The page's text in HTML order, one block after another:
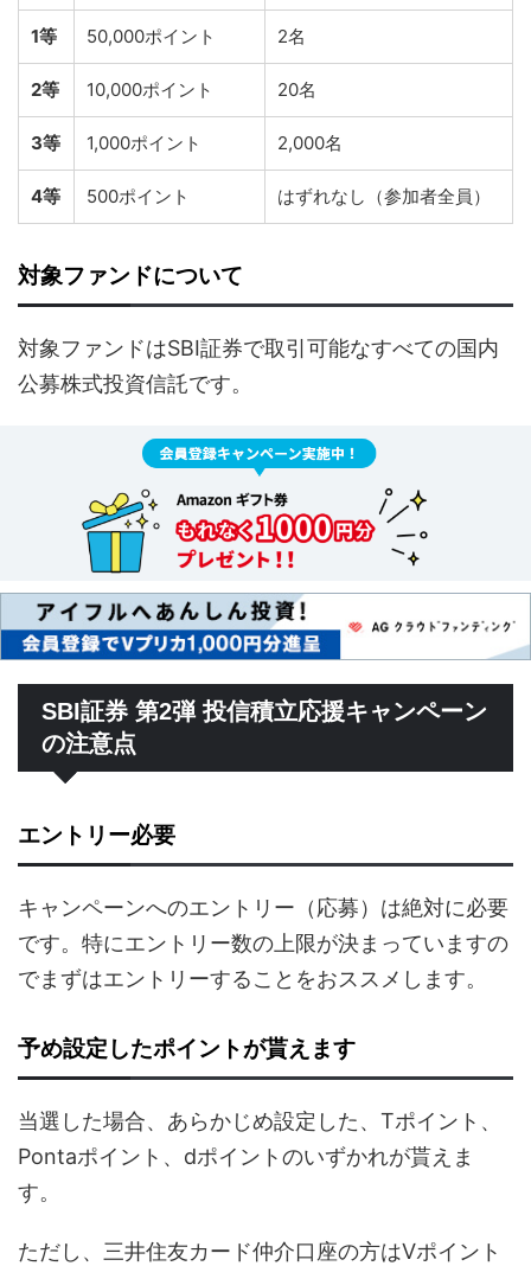
1等 50,000ポイント 2名
2等 10,000ポイント 20名
3等 1,000ポイント 2,000名
4等 500ポイント はずれなし（参加者全員）
対象ファンドについて
対象ファンドはSBI証券で取引可能なすべての国内
公募株式投資信託です。
SBI証券 第2弾 投信積立応援キャンペーン
の注意点
エントリー必要
キャンペーンへのエントリー（応募）は絶対に必要
です。特にエントリー数の上限が決まっていますの
でまずはエントリーすることをおススメします。
予め設定したポイントが貰えます
当選した場合、あらかじめ設定した、Tポイント、
Pontaポイント、dポイントのいずかれが貰えま
す。
ただし、三井住友カード仲介口座の方はVポイント